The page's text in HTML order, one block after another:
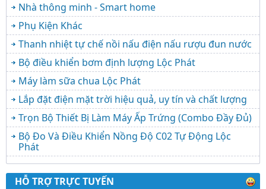
Nhà thông minh - Smart home
Phụ Kiện Khác
Thanh nhiệt tự chế nồi nấu điện nấu rượu đun nước
Bộ điều khiển bơm định lượng Lộc Phát
Máy làm sữa chua Lộc Phát
Lắp đặt điện mặt trời hiệu quả, uy tín và chất lượng
Trọn Bộ Thiết Bị Làm Máy Ấp Trứng (Combo Đầy Đủ)
Bộ Đo Và Điều Khiển Nồng Độ C02 Tự Động Lộc
Phát
HỖ TRỢ TRỰC TUYẾN